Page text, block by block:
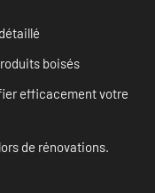
boisés
efficacement votre
de rénovations.